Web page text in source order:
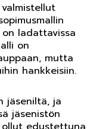
ladattavissa
on
mutta
hankkeisiin.
jäseniltä, ja
jäsenistön